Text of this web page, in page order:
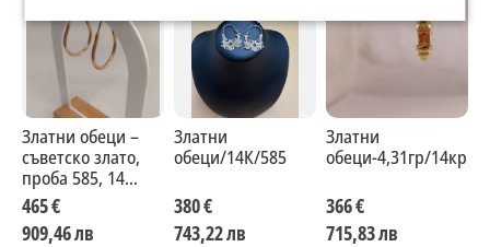
Златни обеци –
съветско злато,
проба 585, 14
карата
465 €
909,46 лв
Златни
обеци/14К/585
380 €
743,22 лв
Златни
обеци-4,31гр/14кр
366 €
715,83 лв